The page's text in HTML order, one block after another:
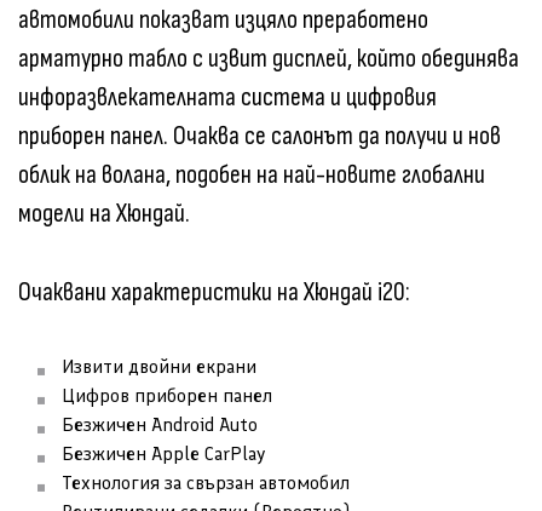
автомобили показват изцяло преработено
арматурно табло с извит дисплей, който обединява
инфоразвлекателната система и цифровия
приборен панел. Очаква се салонът да получи и нов
облик на волана, подобен на най-новите глобални
модели на Хюндай.
Очаквани характеристики на Хюндай i20:
Извити двойни екрани
Цифров приборен панел
Безжичен Android Auto
Безжичен Apple CarPlay
Технология за свързан автомобил